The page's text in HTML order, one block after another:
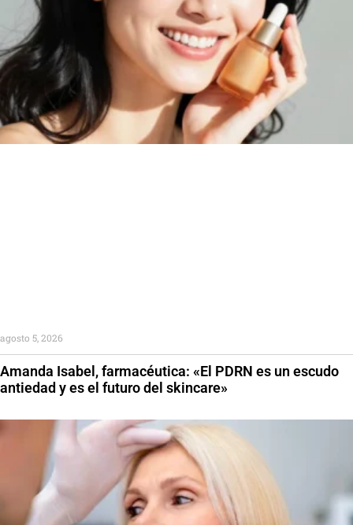
Amanda Isabel, farmacéutica: «El PDRN es un escudo
antiedad y es el futuro del skincare»
agosto 5, 2026